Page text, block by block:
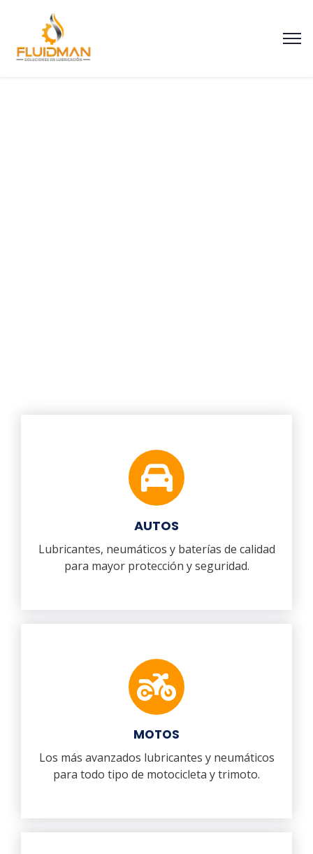
AUTOS
Lubricantes, neumáticos y baterías de calidad
para mayor protección y seguridad.
MOTOS
Los más avanzados lubricantes y neumáticos
para todo tipo de motocicleta y trimoto.